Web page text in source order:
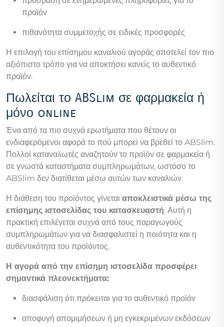
προϊόν
πιθανότητα συμμετοχής σε ειδικές προσφορές
Η επιλογή του επίσημου καναλιού αγοράς αποτελεί τον πιο
αξιόπιστο τρόπο για να αποκτήσει κανείς το αυθεντικό
προϊόν.
Πωλείται το ABSlim σε φαρμακεία ή
μόνο online
Ένα από τα πιο συχνά ερωτήματα που θέτουν οι
ενδιαφερόμενοι αφορά το πού μπορεί να βρεθεί το ABSlim.
Πολλοί καταναλωτές αναζητούν το προϊόν σε φαρμακεία ή
σε γνωστά καταστήματα συμπληρωμάτων, ωστόσο το
ABSlim δεν διατίθεται μέσω αυτών των καναλιών.
Η διάθεση του προϊόντος γίνεται αποκλειστικά μέσω της
επίσημης ιστοσελίδας του κατασκευαστή. Αυτή η
πρακτική επιλέγεται συχνά από τους παραγωγούς
συμπληρωμάτων για να διασφαλιστεί η ποιότητα και η
αυθεντικότητα του προϊόντος.
Η αγορά από την επίσημη ιστοσελίδα προσφέρει
σημαντικά πλεονεκτήματα:
διασφάλιση ότι πρόκειται για το αυθεντικό προϊόν
αποφυγή απομιμήσεων ή μη εγκεκριμένων εκδόσεων